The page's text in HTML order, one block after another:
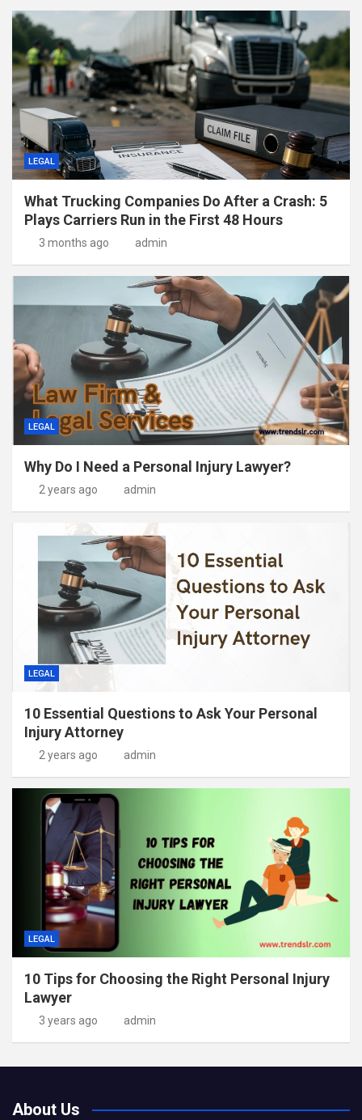
LEGAL
What Trucking Companies Do After a Crash: 5
Plays Carriers Run in the First 48 Hours
3 months ago admin
LEGAL
Why Do I Need a Personal Injury Lawyer?
2 years ago admin
LEGAL
10 Essential Questions to Ask Your Personal
Injury Attorney
2 years ago admin
LEGAL
10 Tips for Choosing the Right Personal Injury
Lawyer
3 years ago admin
About Us